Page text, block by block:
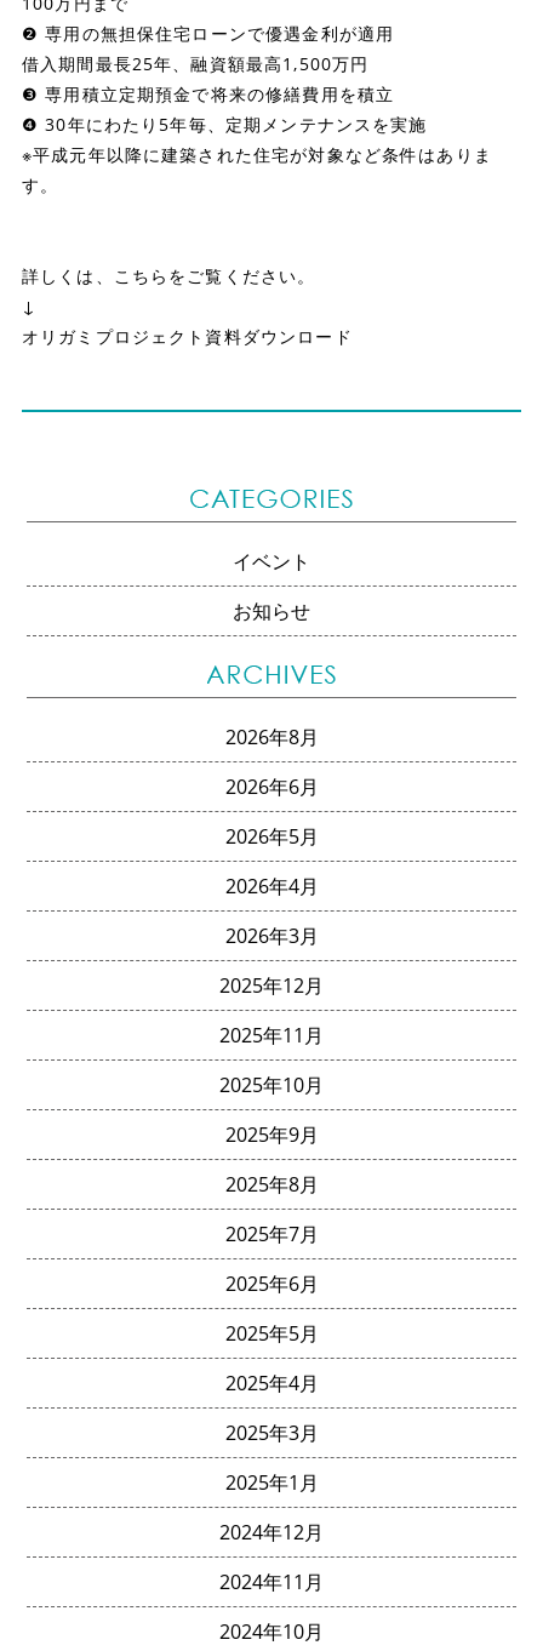
❷ 専用の無担保住宅ローンで優遇金利が適用
借入期間最長25年、融資額最高1,500万円
❸ 専用積立定期預金で将来の修繕費用を積立
❹ 30年にわたり5年毎、定期メンテナンスを実施
※平成元年以降に建築された住宅が対象など条件はありま
す。
詳しくは、こちらをご覧ください。
↓
オリガミプロジェクト資料ダウンロード
イベント
お知らせ
2026年8月
2026年6月
2026年5月
2026年4月
2026年3月
2025年12月
2025年11月
2025年10月
2025年9月
2025年8月
2025年7月
2025年6月
2025年5月
2025年4月
2025年3月
2025年1月
2024年12月
2024年11月
2024年10月